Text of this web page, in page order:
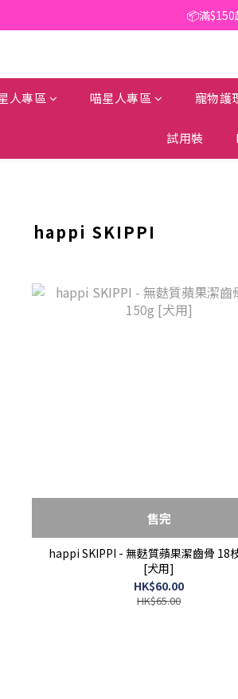
📦滿$150
📦滿$150
🥫 罐頭優惠 | 任選
📦滿$150
人專區 喵星人專區 寵物護
試用裝
happi SKIPPI
售完
happi SKIPPI - 無麩質蘋果潔齒骨 18
[犬用]
HK$60.00
HK$65.00